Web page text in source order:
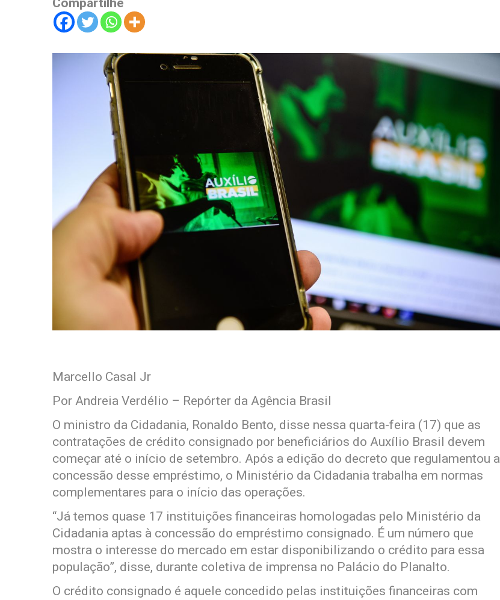
Compartilhe
Marcello Casal Jr
Por Andreia Verdélio – Repórter da Agência Brasil
O ministro da Cidadania, Ronaldo Bento, disse nessa quarta-feira (17) que as
contratações de crédito consignado por beneficiários do Auxílio Brasil devem
começar até o início de setembro. Após a edição do decreto que regulamentou a
concessão desse empréstimo, o Ministério da Cidadania trabalha em normas
complementares para o início das operações.
“Já temos quase 17 instituições financeiras homologadas pelo Ministério da
Cidadania aptas à concessão do empréstimo consignado. É um número que
mostra o interesse do mercado em estar disponibilizando o crédito para essa
população”, disse, durante coletiva de imprensa no Palácio do Planalto.
O crédito consignado é aquele concedido pelas instituições financeiras com